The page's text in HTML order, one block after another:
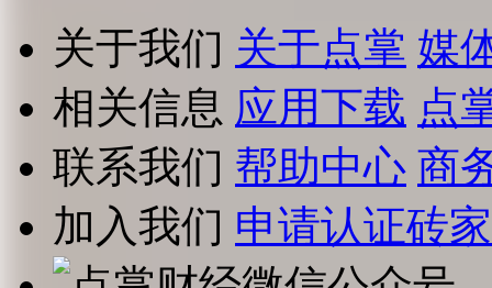
关于我们 关于点掌 媒
相关信息 应用下载 点
联系我们 帮助中心 商
加入我们 申请认证砖家